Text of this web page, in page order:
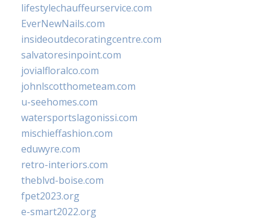
lifestylechauffeurservice.com
EverNewNails.com
insideoutdecoratingcentre.com
salvatoresinpoint.com
jovialfloralco.com
johnlscotthometeam.com
u-seehomes.com
watersportslagonissi.com
mischieffashion.com
eduwyre.com
retro-interiors.com
theblvd-boise.com
fpet2023.org
e-smart2022.org